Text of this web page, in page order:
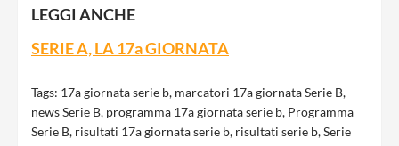
LEGGI ANCHE
SERIE A, LA 17a GIORNATA
Tags: 17a giornata serie b, marcatori 17a giornata Serie B,
news Serie B, programma 17a giornata serie b, Programma
Serie B, risultati 17a giornata serie b, risultati serie b,Serie